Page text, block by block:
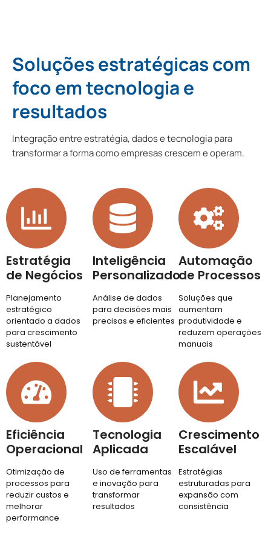
Estratégia
de Negócios
estratégico
orientado a dados
para crescimento
sustentável
Inteligência
Personalizado
para decisões mais
precisas e eficientes
Automação
de Processos
aumentam
produtividade e
reduzem operações
manuais
Eficiência
Operacional
Otimização de
processos para
reduzir custos e
melhorar
performance
Tecnologia
Aplicada
e inovação para
transformar
resultados
Crescimento
Escalável
Estratégias
estruturadas para
expansão com
consistência
Conhecer o Lab Secreto